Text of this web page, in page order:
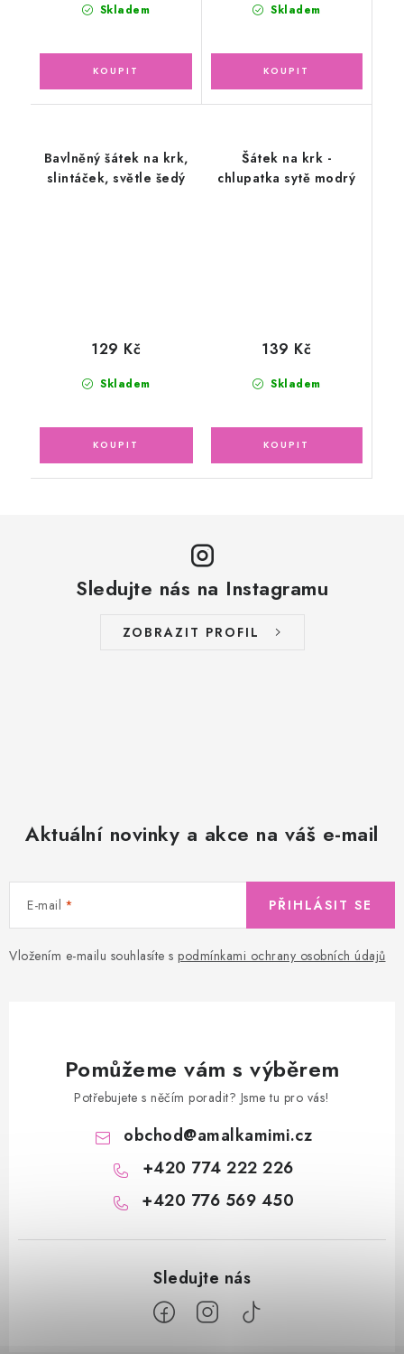
Skladem Skladem
Bavlněný šátek na krk,
slintáček, světle šedý
Skladem
129 Kč
Šátek na krk -
chlupatka sytě modrý
Skladem
139 Kč
Sledujte nás na Instagramu
ZOBRAZIT PROFIL
Aktuální novinky a akce na váš e-mail
E-mail
Vložením e-mailu souhlasíte s podmínkami ochrany osobních údajů
PŘIHLÁSIT SE
Pomůžeme vám s výběrem
Potřebujete s něčím poradit? Jsme tu pro vás!
obchod@amalkamimi.cz
+420 774 222 226
+420 776 569 450